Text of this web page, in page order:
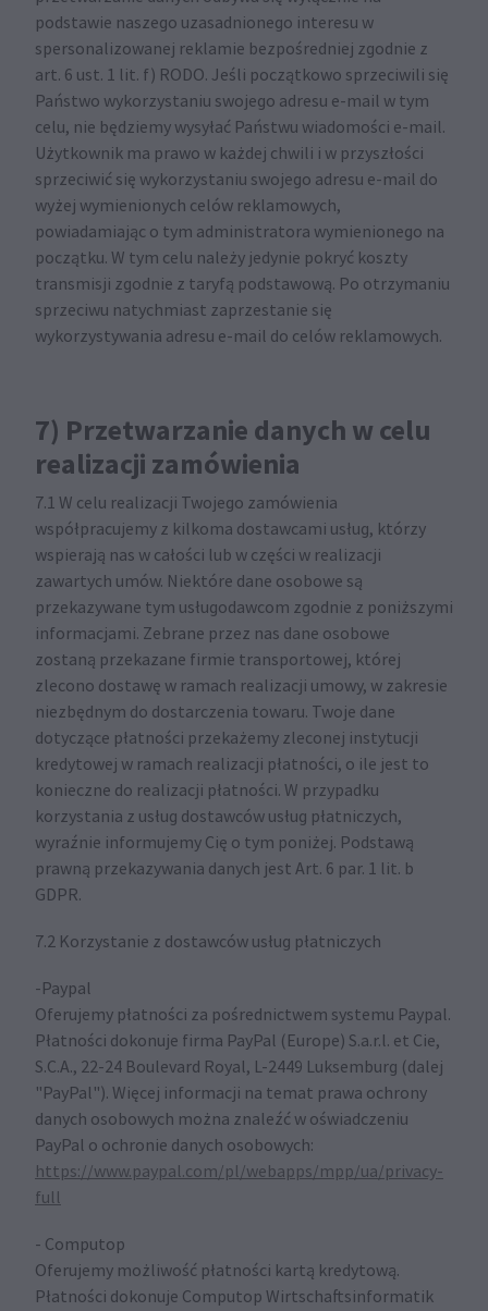
podstawie naszego uzasadnionego interesu w
spersonalizowanej reklamie bezpośredniej zgodnie z
art. 6 ust. 1 lit. f) RODO. Jeśli początkowo sprzeciwili się
Państwo wykorzystaniu swojego adresu e-mail w tym
celu, nie będziemy wysyłać Państwu wiadomości e-mail.
Użytkownik ma prawo w każdej chwili i w przyszłości
sprzeciwić się wykorzystaniu swojego adresu e-mail do
wyżej wymienionych celów reklamowych,
powiadamiając o tym administratora wymienionego na
początku. W tym celu należy jedynie pokryć koszty
transmisji zgodnie z taryfą podstawową. Po otrzymaniu
sprzeciwu natychmiast zaprzestanie się
wykorzystywania adresu e-mail do celów reklamowych.
7) Przetwarzanie danych w celu
realizacji zamówienia
7.1 W celu realizacji Twojego zamówienia
współpracujemy z kilkoma dostawcami usług, którzy
wspierają nas w całości lub w części w realizacji
zawartych umów. Niektóre dane osobowe są
przekazywane tym usługodawcom zgodnie z poniższymi
informacjami. Zebrane przez nas dane osobowe
zostaną przekazane firmie transportowej, której
zlecono dostawę w ramach realizacji umowy, w zakresie
niezbędnym do dostarczenia towaru. Twoje dane
dotyczące płatności przekażemy zleconej instytucji
kredytowej w ramach realizacji płatności, o ile jest to
konieczne do realizacji płatności. W przypadku
korzystania z usług dostawców usług płatniczych,
wyraźnie informujemy Cię o tym poniżej. Podstawą
prawną przekazywania danych jest Art. 6 par. 1 lit. b
GDPR.
7.2 Korzystanie z dostawców usług płatniczych
-Paypal
Oferujemy płatności za pośrednictwem systemu Paypal.
Płatności dokonuje firma PayPal (Europe) S.a.r.l. et Cie,
S.C.A., 22-24 Boulevard Royal, L-2449 Luksemburg (dalej
"PayPal"). Więcej informacji na temat prawa ochrony
danych osobowych można znaleźć w oświadczeniu
PayPal o ochronie danych osobowych:
https://www.paypal.com/pl/webapps/mpp/ua/privacy-
full
- Computop
Oferujemy możliwość płatności kartą kredytową.
Płatności dokonuje Computop Wirtschaftsinformatik